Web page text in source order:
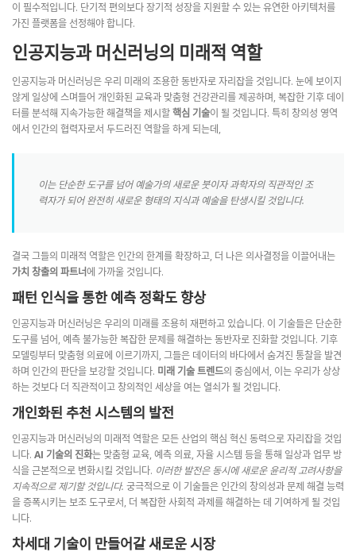
이 필수적입니다. 단기적 편의보다 장기적 성장을 지원할 수 있는 유연한 아키텍처를
가진 플랫폼을 선정해야 합니다.
인공지능과 머신러닝의 미래적 역할
인공지능과 머신러닝은 우리 미래의 조용한 동반자로 자리잡을 것입니다. 눈에 보이지
않게 일상에 스며들어 개인화된 교육과 맞춤형 건강관리를 제공하며, 복잡한 기후 데이
터를 분석해 지속가능한 해결책을 제시할핵심 기술이 될 것입니다. 특히 창의성 영역
에서 인간의 협력자로서 두드러진 역할을 하게 되는데,
이는 단순한 도구를 넘어 예술가의 새로운 붓이자 과학자의 직관적인 조
력자가 되어 완전히 새로운 형태의 지식과 예술을 탄생시킬 것입니다.
결국 그들의 미래적 역할은 인간의 한계를 확장하고, 더 나은 의사결정을 이끌어내는
가치 창출의 파트너에 가까울 것입니다.
패턴 인식을 통한 예측 정확도 향상
인공지능과 머신러닝은 우리의 미래를 조용히 재편하고 있습니다. 이 기술들은 단순한
도구를 넘어, 예측 불가능한 복잡한 문제를 해결하는 동반자로 진화할 것입니다. 기후
모델링부터 맞춤형 의료에 이르기까지, 그들은 데이터의 바다에서 숨겨진 통찰을 발견
하며 인간의 판단을 보강할 것입니다. 미래 기술 트렌드의 중심에서, 이는 우리가 상상
하는 것보다 더 직관적이고 창의적인 세상을 여는 열쇠가 될 것입니다.
개인화된 추천 시스템의 발전
인공지능과 머신러닝의 미래적 역할은 모든 산업의 핵심 혁신 동력으로 자리잡을 것입
니다. AI 기술의 진화는 맞춤형 교육, 예측 의료, 자율 시스템 등을 통해 일상과 업무 방
식을 근본적으로 변화시킬 것입니다. 이러한 발전은 동시에 새로운 윤리적 고려사항을
지속적으로 제기할 것입니다. 궁극적으로 이 기술들은 인간의 창의성과 문제 해결 능력
을 증폭시키는 보조 도구로서, 더 복잡한 사회적 과제를 해결하는 데 기여하게 될 것입
니다.
차세대 기술이 만들어갈 새로운 시장